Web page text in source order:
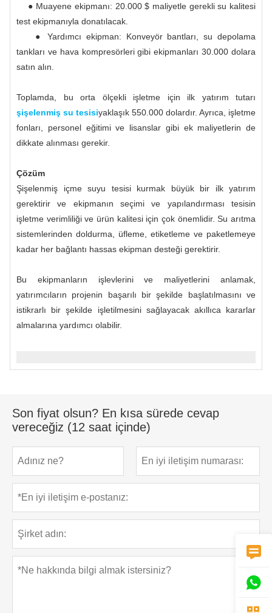
● Muayene ekipmanı: 20.000 $ maliyetle gerekli su kalitesi
test ekipmanıyla donatılacak.
● Yardımcı ekipman: Konveyör bantları, su depolama
tankları ve hava kompresörleri gibi ekipmanları 30.000 dolara
satın alın.
Toplamda, bu orta ölçekli işletme için ilk yatırım tutarı
şişelenmiş su tesisiyaklaşık 550.000 dolardır. Ayrıca, işletme
fonları, personel eğitimi ve lisanslar gibi ek maliyetlerin de
dikkate alınması gerekir.
Çözüm
Şişelenmiş içme suyu tesisi kurmak büyük bir ilk yatırım
gerektirir ve ekipmanın seçimi ve yapılandırması tesisin
işletme verimliliği ve ürün kalitesi için çok önemlidir. Su arıtma
sistemlerinden doldurma, üfleme, etiketleme ve paketlemeye
kadar her bağlantı hassas ekipman desteği gerektirir.
Bu ekipmanların işlevlerini ve maliyetlerini anlamak,
yatırımcıların projenin başarılı bir şekilde başlatılmasını ve
istikrarlı bir şekilde işletilmesini sağlayacak akıllıca kararlar
almalarına yardımcı olabilir.
Son fiyat olsun? En kısa sürede cevap
vereceğiz (12 saat içinde)

